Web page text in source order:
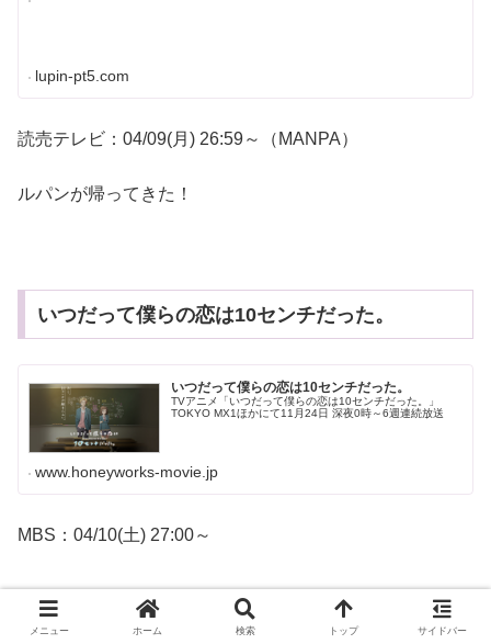
lupin-pt5.com
読売テレビ：04/09(月) 26:59～（MANPA）
ルパンが帰ってきた！
いつだって僕らの恋は10センチだった。
いつだって僕らの恋は10センチだった。
TVアニメ「いつだって僕らの恋は10センチだった。」
TOKYO MX1ほかにて11月24日 深夜0時～6週連続放送
www.honeyworks-movie.jp
MBS：04/10(土) 27:00～
メニュー ホーム 検索 トップ サイドバー